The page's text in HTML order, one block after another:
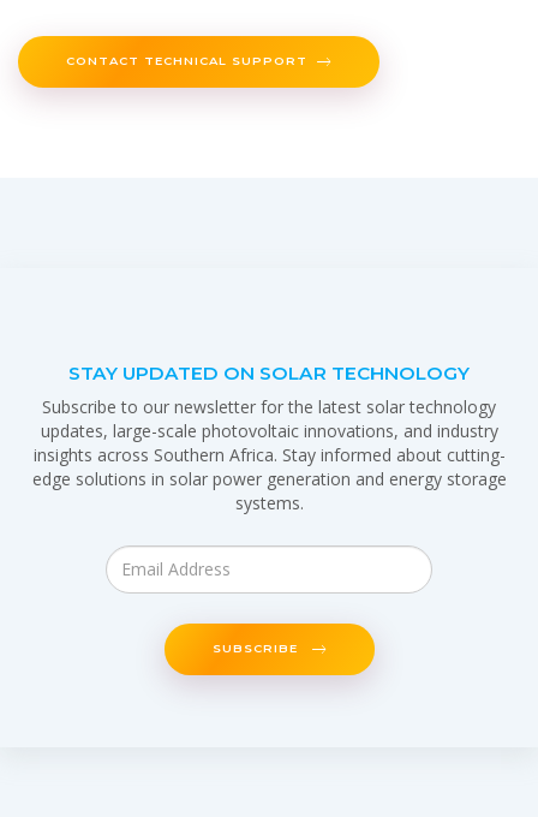
CONTACT TECHNICAL SUPPORT
STAY UPDATED ON SOLAR TECHNOLOGY
Subscribe to our newsletter for the latest solar technology
updates, large-scale photovoltaic innovations, and industry
insights across Southern Africa. Stay informed about cutting-
edge solutions in solar power generation and energy storage
systems.
SUBSCRIBE